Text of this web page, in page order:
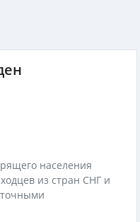
населения
из стран СНГ и